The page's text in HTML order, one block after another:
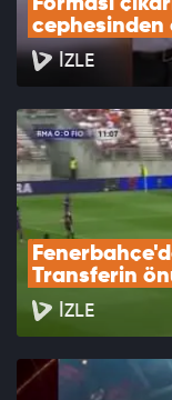
Forması
cephesinden
İZLE
Transferin
İZLE